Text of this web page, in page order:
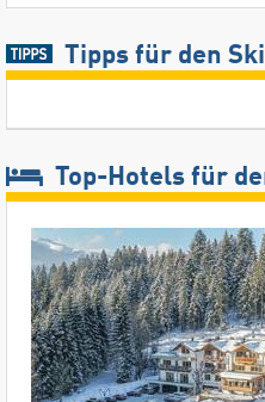
Tipps für den
Top-Hotels für